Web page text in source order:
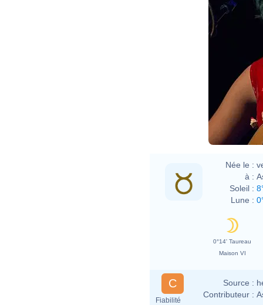
Née le :
à :
Soleil :
Lune :
0°14' Taureau
Maison VI
C
Fiabilité
Source :
Contributeur :